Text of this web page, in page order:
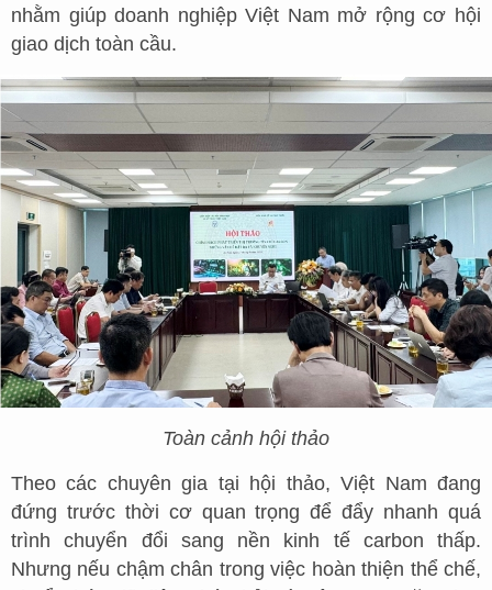
nhằm giúp doanh nghiệp Việt Nam mở rộng cơ hội
giao dịch toàn cầu.
Toàn cảnh hội thảo
Theo các chuyên gia tại hội thảo, Việt Nam đang
đứng trước thời cơ quan trọng để đẩy nhanh quá
trình chuyển đổi sang nền kinh tế carbon thấp.
Nhưng nếu chậm chân trong việc hoàn thiện thể chế,